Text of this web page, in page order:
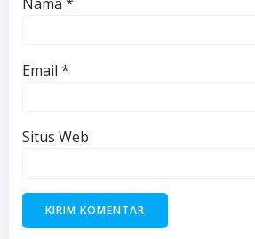
Email *
Situs Web